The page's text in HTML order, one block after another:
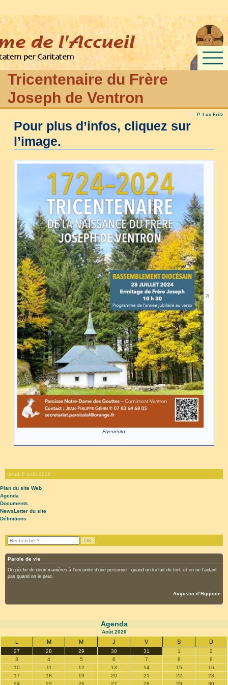
Tricentenaire du Frère
Joseph de Ventron
Par P. Luc Fritz
Pour plus d’infos, cliquez sur
l’image.
Flyerrecto
Jeudi 6 août 2026
Plan du site Web
Agenda
Documents
NewsLetter du site
Définitions
Parole de vie
On pèche de deux manières à l’encontre d’une personne : quand on lui fait du tort, et en ne l’aidant
pas quand on le peut.
Augustin d’Hippone
Agenda
Août2026
L M M J V S D
27 28 29 30 31 1
2
3
4 5 6 7 8
9
10
11 12 13 14 15
16
17
18 19 20 21 22
23
24
25 26 27 28 29 30